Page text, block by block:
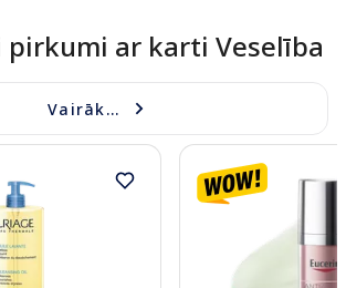
pirkumi ar karti Veselība
Vairāk...